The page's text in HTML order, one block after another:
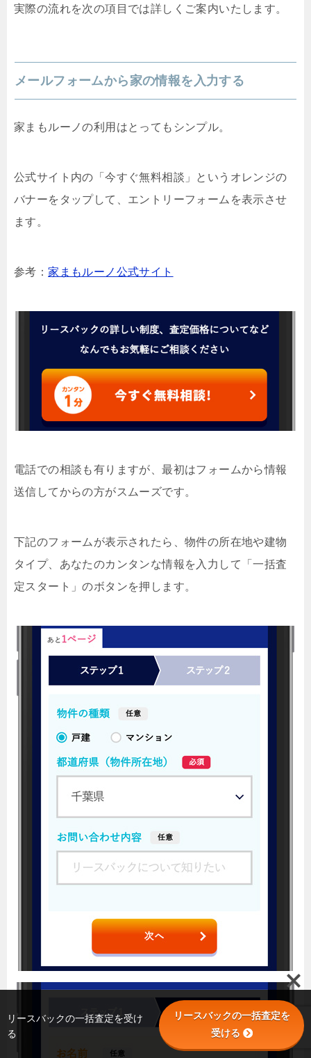
実際の流れを次の項目では詳しくご案内いたします。
メールフォームから家の情報を入力する
家まもルーノの利用はとってもシンプル。
公式サイト内の「今すぐ無料相談」というオレンジの
バナーをタップして、エントリーフォームを表示させ
ます。
参考：家まもルーノ公式サイト
電話での相談も有りますが、最初はフォームから情報
送信してからの方がスムーズです。
下記のフォームが表示されたら、物件の所在地や建物
タイプ、あなたのカンタンな情報を入力して「一括査
定スタート」のボタンを押します。
リースバックの一括査定を受け
る
リースバックの一括査定を
受ける